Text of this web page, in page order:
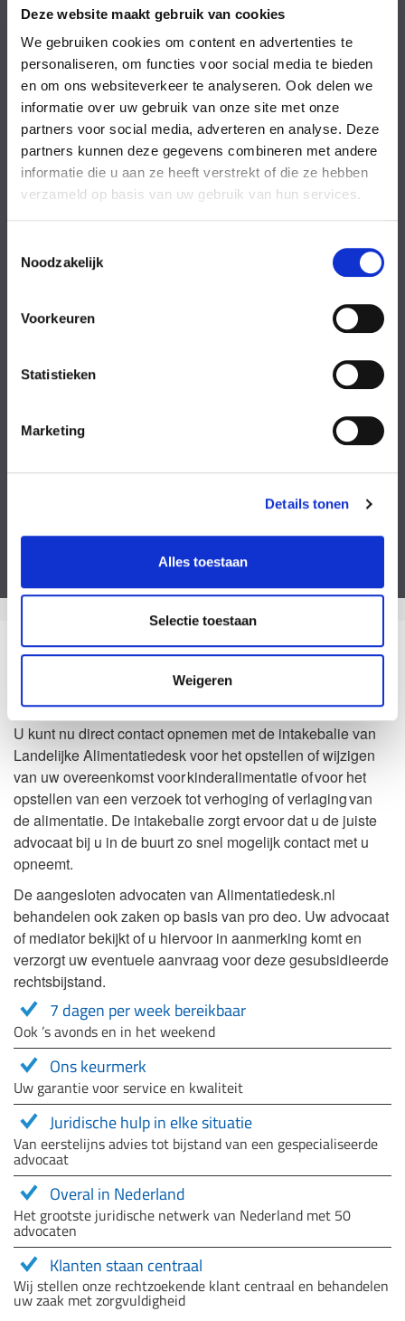
Deze website maakt gebruik van cookies
We gebruiken cookies om content en advertenties te
personaliseren, om functies voor social media te bieden
en om ons websiteverkeer te analyseren. Ook delen we
informatie over uw gebruik van onze site met onze
partners voor social media, adverteren en analyse. Deze
partners kunnen deze gegevens combineren met andere
informatie die u aan ze heeft verstrekt of die ze hebben
verzameld op basis van uw gebruik van hun services.
Noodzakelijk
Voorkeuren
Statistieken
Marketing
Details tonen
Alles toestaan
Selectie toestaan
Weigeren
Zondag
Feestdagen
09:00-17:00 uur
Gesloten
Stel uw vraag
Achternaam
opmerkingen
Voeg eventueel een of meerdere document(en) toe
Dit formulier is beveiligd door ReCaptcha van Google. Bekijk deprivacy
Zo kan het dus ook
Waarom Landelijke Alimentatiedesk?
U kunt nu direct contact opnemen met de intakebalie van
Landelijke Alimentatiedesk voor het opstellen of wijzigen
van uw overeenkomst voor kinderalimentatie of voor het
opstellen van een verzoek tot verhoging of verlaging van
de alimentatie. De intakebalie zorgt ervoor dat u de juiste
advocaat bij u in de buurt zo snel mogelijk contact met u
opneemt.
De aangesloten advocaten van Alimentatiedesk.nl
behandelen ook zaken op basis van pro deo. Uw advocaat
of mediator bekijkt of u hiervoor in aanmerking komt en
verzorgt uw eventuele aanvraag voor deze gesubsidieerde
rechtsbijstand.
7 dagen per week bereikbaar
Ook ’s avonds en in het weekend
Ons keurmerk
Uw garantie voor service en kwaliteit
Juridische hulp in elke situatie
Van eerstelijns advies tot bijstand van een gespecialiseerde
advocaat
Overal in Nederland
Het grootste juridische netwerk van Nederland met 50
advocaten
Klanten staan centraal
Wij stellen onze rechtzoekende klant centraal en behandelen
uw zaak met zorgvuldigheid